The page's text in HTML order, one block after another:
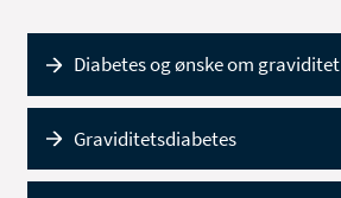
Diabetes og ønske om graviditet
Graviditetsdiabetes